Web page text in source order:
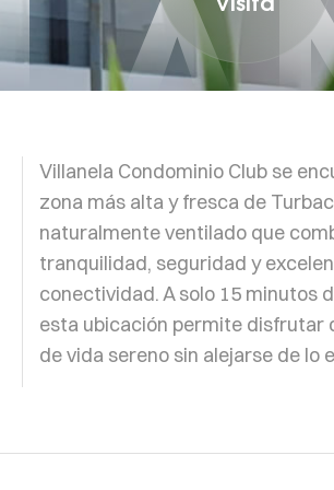
Villanela Condominio Club se
zona más alta y fresca de
naturalmente ventilado que
tranquilidad, seguridad y
conectividad. A solo 15 minutos
esta ubicación permite disfrutar
de vida sereno sin alejarse de lo